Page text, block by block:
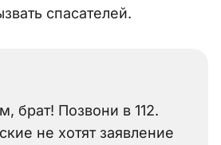
спасателей.
брат! Позвони в 112.
не хотят заявление